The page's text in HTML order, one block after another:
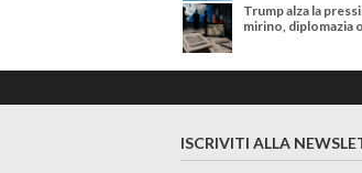
Trump alza la
mirino, diplomazia
ISCRIVITI ALLA